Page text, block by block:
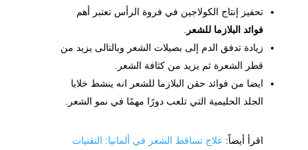
تحفيز إنتاج الكولاجين في فروة الرأس تعتبر أهم
فوائد البلازما للشعر
زيادة تدفق الدم إلى بصيلات الشعر وبالتالى يزيد من
قطر الشعرة ثم يزيد من كثافة الشعر.
ايضا من فوائد حقن البلازما للشعر انه ينشط خلايا
الجلد الحليمية التي تلعب دورًا مهمًا في نمو الشعر.
اقرأ أيضاً: علاج تساقط الشعر في ألمانيا: التقنيات